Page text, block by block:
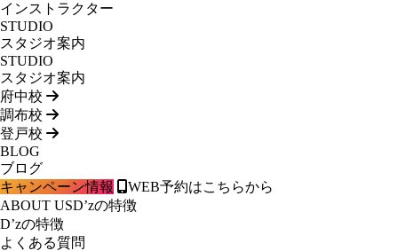
インストラクター
STUDIO
スタジオ案内
STUDIO
スタジオ案内
府中校
調布校
登戸校
BLOG
ブログ
キャンペーン情報
WEB予約はこちらから
ABOUT USD’zの特徴
D’zの特徴
よくある質問